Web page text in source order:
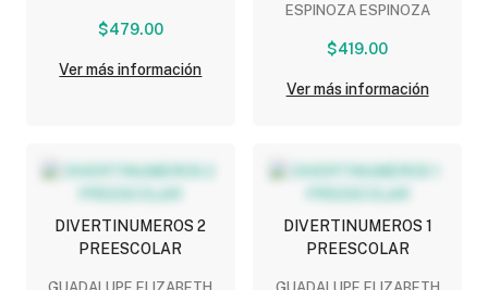
$479.00
Ver más información
ESPINOZA ESPINOZA
$419.00
Ver más información
DIVERTINUMEROS 2
PREESCOLAR
DIVERTINUMEROS 1
PREESCOLAR